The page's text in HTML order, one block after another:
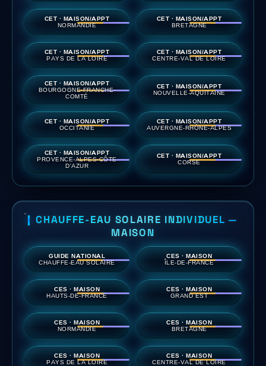
CET · MAISON/APPT
NORMANDIE
CET · MAISON/APPT
BRETAGNE
CET · MAISON/APPT
PAYS DE LA LOIRE
CET · MAISON/APPT
CENTRE-VAL DE LOIRE
CET · MAISON/APPT
BOURGOGNE-FRANCHE-
COMTÉ
CET · MAISON/APPT
NOUVELLE-AQUITAINE
CET · MAISON/APPT
OCCITANIE
CET · MAISON/APPT
AUVERGNE-RHÔNE-ALPES
CET · MAISON/APPT
PROVENCE-ALPES-CÔTE
D'AZUR
CET · MAISON/APPT
CORSE
CHAUFFE-EAU SOLAIRE INDIVIDUEL —
MAISON
GUIDE NATIONAL
CHAUFFE-EAU SOLAIRE
CES · MAISON
ÎLE-DE-FRANCE
CES · MAISON
HAUTS-DE-FRANCE
CES · MAISON
GRAND EST
CES · MAISON
NORMANDIE
CES · MAISON
BRETAGNE
CES · MAISON
PAYS DE LA LOIRE
CES · MAISON
CENTRE-VAL DE LOIRE